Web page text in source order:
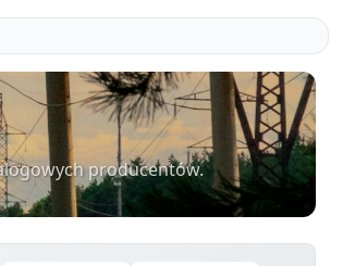
producentów.